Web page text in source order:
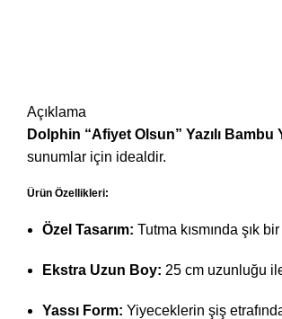
Açıklama
Dolphin “Afiyet Olsun” Yazılı Bambu
sunumlar için idealdir.
Ürün Özellikleri:
Özel Tasarım: Tutma kısmında şık
Ekstra Uzun Boy: 25 cm uzunluğu
Yassı Form: Yiyeceklerin şiş